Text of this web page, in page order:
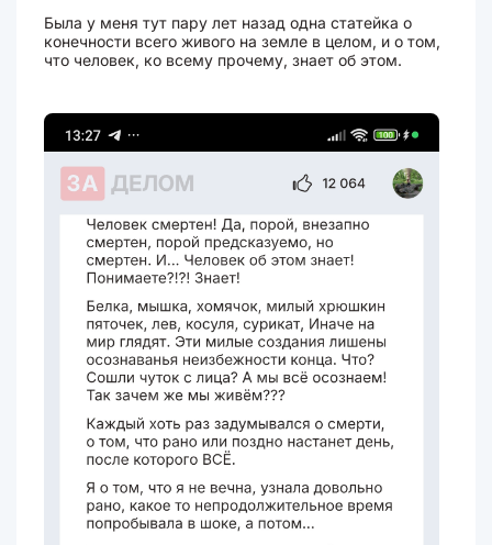
Была у меня тут пару лет назад одна статейка о
конечности всего живого на земле в целом, и о том,
что человек, ко всему прочему, знает об этом.